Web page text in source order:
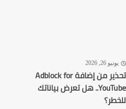
26, 2026
تحذير من إضافة Adblock for
YouTube.. هل تعرض بياناتك